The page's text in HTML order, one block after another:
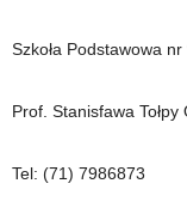
Szkoła Podstawowa nr
Prof. Stanisfawa
Tel: (71) 7986873